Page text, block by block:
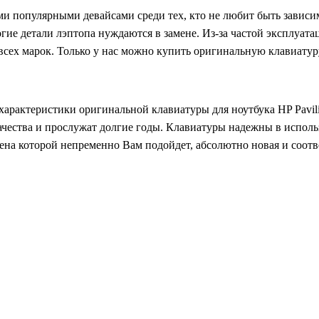
популярными девайсами среди тех, кто не любит быть
детали лэптопа нуждаются в замене. Из-за частой
марок. Только у нас можно купить оригинальную
оригинальной клавиатуры для ноутбука HP
и прослужат долгие годы. Клавиатуры надежны в
которой непременно Вам подойдет, абсолютно новая и